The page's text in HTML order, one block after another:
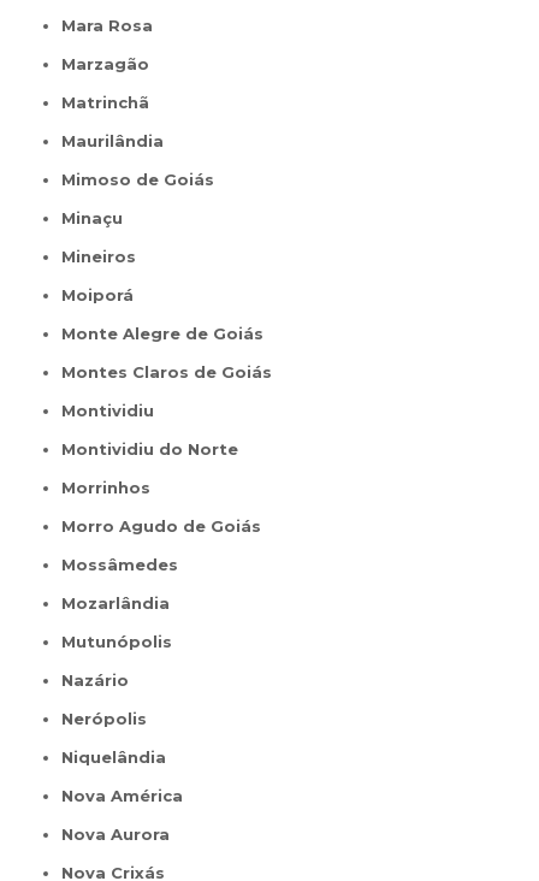
Mara Rosa
Marzagão
Matrinchã
Maurilândia
Mimoso de Goiás
Minaçu
Mineiros
Moiporá
Monte Alegre de Goiás
Montes Claros de Goiás
Montividiu
Montividiu do Norte
Morrinhos
Morro Agudo de Goiás
Mossâmedes
Mozarlândia
Mutunópolis
Nazário
Nerópolis
Niquelândia
Nova América
Nova Aurora
Nova Crixás